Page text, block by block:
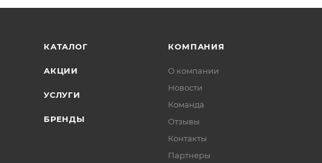
КАТАЛОГ
АКЦИИ
УСЛУГИ
БРЕНДЫ
КОМПАНИЯ
О компании
Новости
Команда
Отзывы
Контакты
Партнеры